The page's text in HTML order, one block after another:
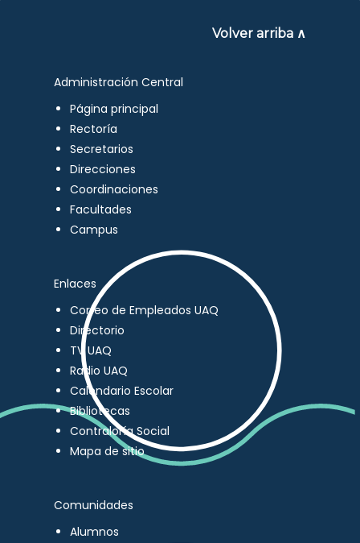
Volver arriba ∧
Administración Central
Página principal
Rectoría
Secretarios
Direcciones
Coordinaciones
Facultades
Campus
Enlaces
Correo de Empleados UAQ
Directorio
TV UAQ
Radio UAQ
Calendario Escolar
Bibliotecas
Contraloría Social
Mapa de sitio
Comunidades
Alumnos